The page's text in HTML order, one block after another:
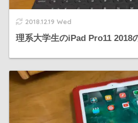
2018.12.19 Wed
理系大学生のiPad Pro11 2018